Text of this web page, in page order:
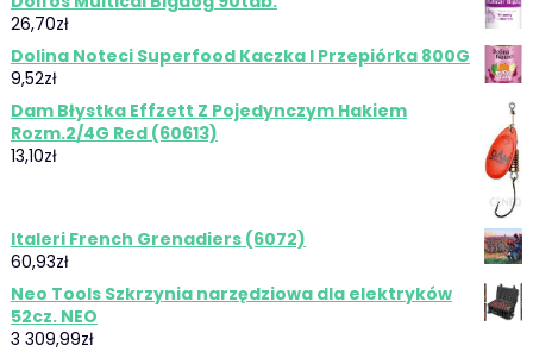
26,70zł
Dolina Noteci Superfood Kaczka I Przepiórka 800G
9,52zł
Dam Błystka Effzett Z Pojedynczym Hakiem
Rozm.2/4G Red (60613)
13,10zł
Italeri French Grenadiers (6072)
60,93zł
Neo Tools Szkrzynia narzędziowa dla elektryków
52cz. NEO
3 309,99zł